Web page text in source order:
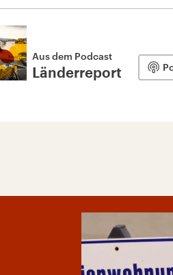
Aus dem Podcast
Länderreport